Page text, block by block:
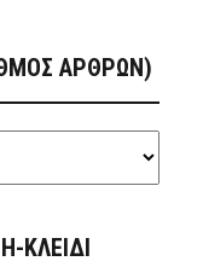
ΑΡΘΡΩΝ)
ΚΛΕΙΔΙ